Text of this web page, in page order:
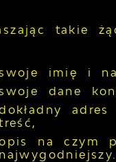
takie
imię i
dane
na czym
najwygodniejszy.